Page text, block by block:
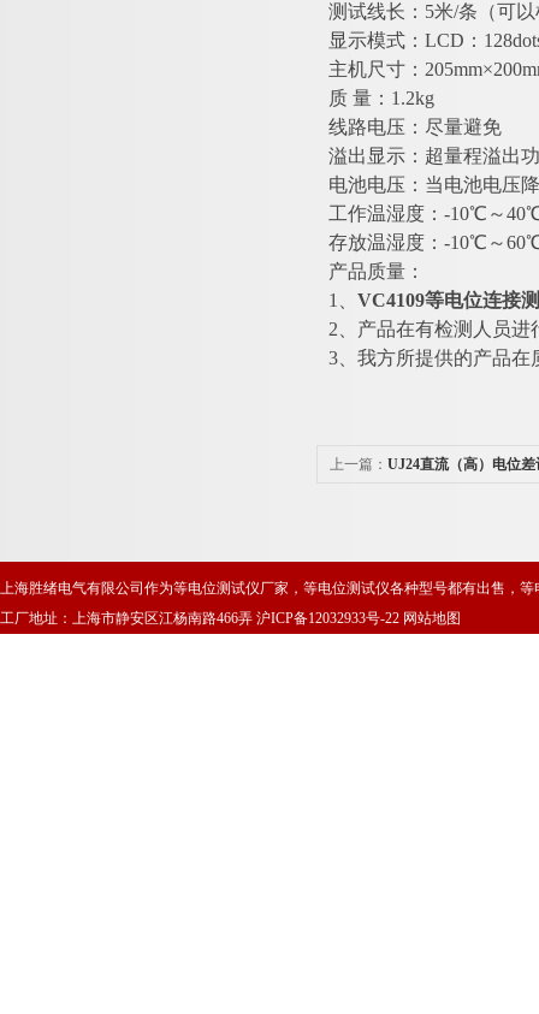
测试线长：5米/条（可
显示模式：LCD：
主机尺寸：
质 量：1.2kg
线路电压：尽量避免
溢出显示：超量程溢出
电池电压：当电池电压
工作温湿度：-10℃～
存放温湿度：-10℃～
产品质量：
1、 VC4109等电位连接
2、产品在有检测人员
3、我方所提供的产品
上一篇： UJ24直流（高）电位差
上海胜绪电气有限公司作为等电位测试仪厂家，等电位测试仪各种型号都有出售，
工厂地址：上海市静安区江杨南路466弄 沪ICP备12032933号-22 网站地图